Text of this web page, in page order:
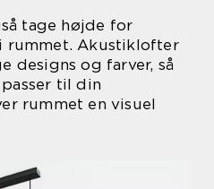
tage højde for
rummet. Akustiklofter
designs og farver, så
til din
rummet en visuel